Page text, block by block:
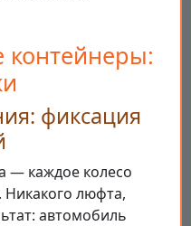
фиксация
— каждое колесо
люфта,
автомобиль